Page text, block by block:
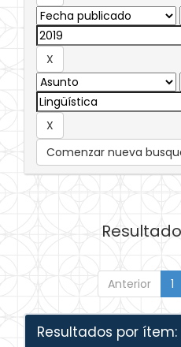
Comenzar nueva
Anterior 1
Resultados por ítem: